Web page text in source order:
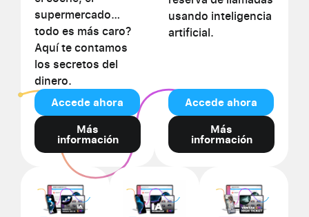
supermercado…
todo es más caro?
Aquí te contamos
los secretos del
dinero.
Accede ahora
Más
información
usando inteligencia
artificial.
Accede ahora
Más
información